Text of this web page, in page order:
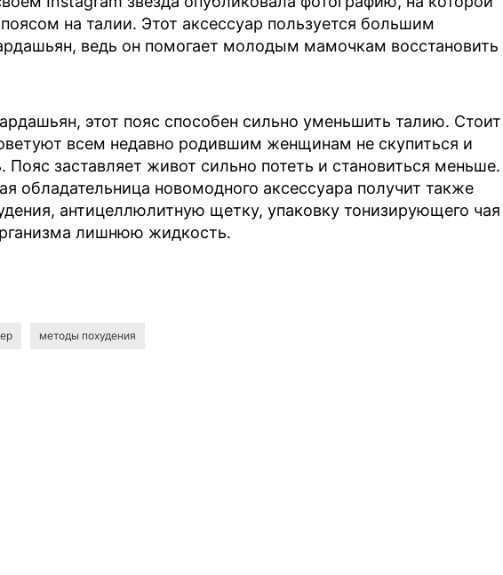
на талии. Этот аксессуар пользуется большим
ведь он помогает молодым мамочкам восстановить
этот пояс способен сильно уменьшить талию. Стоит
всем недавно родившим женщинам не скупиться и
заставляет живот сильно потеть и становиться меньше.
обладательница новомодного аксессуара получит также
антицеллюлитную щетку, упаковку тонизирующего
лишнюю жидкость.
методы похудения